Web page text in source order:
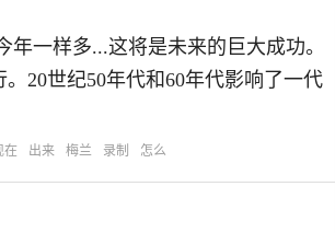
一样多...这将是未来的巨大成功。
20世纪50年代和60年代影响了一代
在 出来 梅兰 录制 怎么